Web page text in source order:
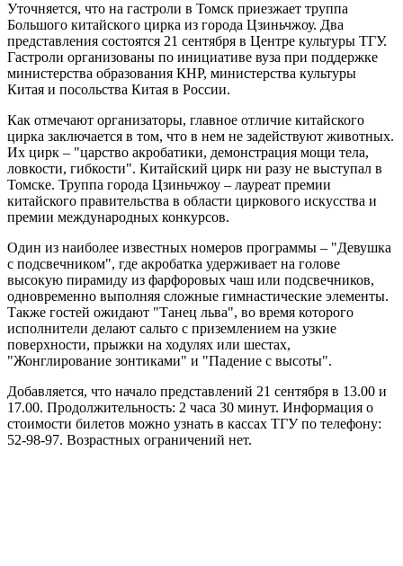
Уточняется, что на гастроли в Томск приезжает труппа
Большого китайского цирка из города Цзиньчжоу. Два
представления состоятся 21 сентября в Центре культуры ТГУ.
Гастроли организованы по инициативе вуза при поддержке
министерства образования КНР, министерства культуры
Китая и посольства Китая в России.
Как отмечают организаторы, главное отличие китайского
цирка заключается в том, что в нем не задействуют животных.
Их цирк – "царство акробатики, демонстрация мощи тела,
ловкости, гибкости". Китайский цирк ни разу не выступал в
Томске. Труппа города Цзиньчжоу – лауреат премии
китайского правительства в области циркового искусства и
премии международных конкурсов.
Один из наиболее известных номеров программы – "Девушка
с подсвечником", где акробатка удерживает на голове
высокую пирамиду из фарфоровых чаш или подсвечников,
одновременно выполняя сложные гимнастические элементы.
Также гостей ожидают "Танец льва", во время которого
исполнители делают cальто с приземлением на узкие
поверхности, прыжки на ходулях или шестах,
"Жонглирование зонтиками" и "Падение с высоты".
Добавляется, что начало представлений 21 сентября в 13.00 и
17.00. Продолжительность: 2 часа 30 минут. Информация о
стоимости билетов можно узнать в кассах ТГУ по телефону:
52-98-97. Возрастных ограничений нет.